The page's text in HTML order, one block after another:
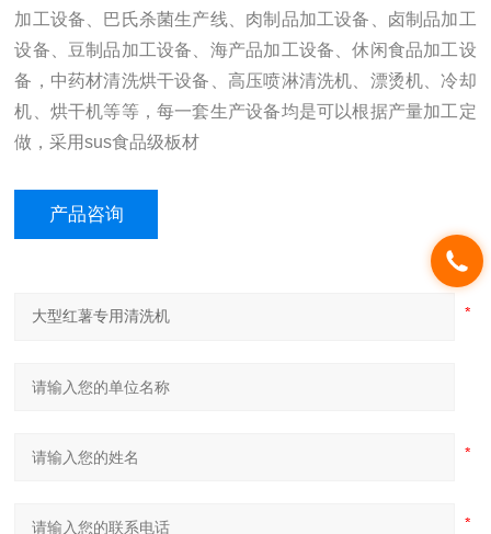
加工设备、巴氏杀菌生产线、肉制品加工设备、卤制品加工
设备、豆制品加工设备、海产品加工设备、休闲食品加工设
备，中药材清洗烘干设备、高压喷淋清洗机、漂烫机、冷却
机、烘干机等等，每一套生产设备均是可以根据产量加工定
做，采用sus食品级板材
产品咨询